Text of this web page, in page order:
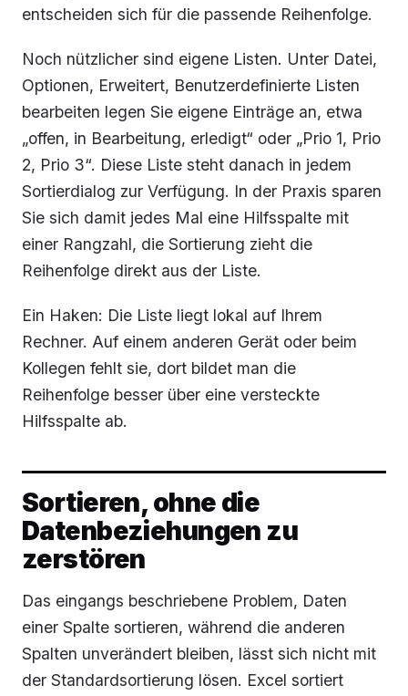
entscheiden sich für die passende Reihenfolge.
Noch nützlicher sind eigene Listen. Unter Datei,
Optionen, Erweitert, Benutzerdefinierte Listen
bearbeiten legen Sie eigene Einträge an, etwa
„offen, in Bearbeitung, erledigt“ oder „Prio 1, Prio
2, Prio 3“. Diese Liste steht danach in jedem
Sortierdialog zur Verfügung. In der Praxis sparen
Sie sich damit jedes Mal eine Hilfsspalte mit
einer Rangzahl, die Sortierung zieht die
Reihenfolge direkt aus der Liste.
Ein Haken: Die Liste liegt lokal auf Ihrem
Rechner. Auf einem anderen Gerät oder beim
Kollegen fehlt sie, dort bildet man die
Reihenfolge besser über eine versteckte
Hilfsspalte ab.
Sortieren, ohne die
Datenbeziehungen zu
zerstören
Das eingangs beschriebene Problem, Daten
einer Spalte sortieren, während die anderen
Spalten unverändert bleiben, lässt sich nicht mit
der Standardsortierung lösen. Excel sortiert